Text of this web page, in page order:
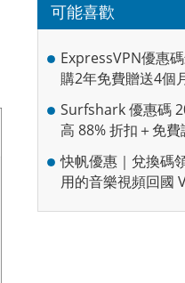
可能喜歡
ExpressVPN優惠
購2年免費贈送4個
Surfshark 優惠碼
高 88% 折扣＋免費
快帆優惠｜兌換碼
用的音樂視頻回國